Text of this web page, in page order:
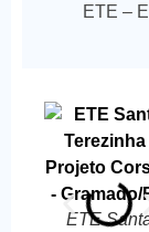
ETE –
ETE